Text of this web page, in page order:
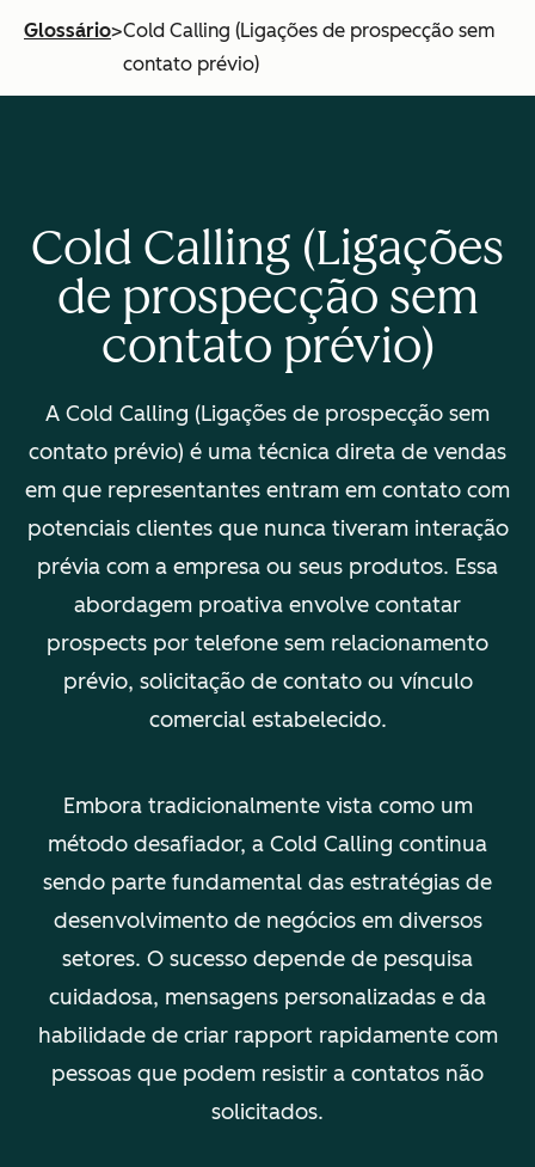
Glossário>Cold Calling (Ligações de prospecção sem
contato prévio)
Cold Calling (Ligações
de prospecção sem
contato prévio)
A Cold Calling (Ligações de prospecção sem
contato prévio) é uma técnica direta de vendas
em que representantes entram em contato com
potenciais clientes que nunca tiveram interação
prévia com a empresa ou seus produtos. Essa
abordagem proativa envolve contatar
prospects por telefone sem relacionamento
prévio, solicitação de contato ou vínculo
comercial estabelecido.
Embora tradicionalmente vista como um
método desafiador, a Cold Calling continua
sendo parte fundamental das estratégias de
desenvolvimento de negócios em diversos
setores. O sucesso depende de pesquisa
cuidadosa, mensagens personalizadas e da
habilidade de criar rapport rapidamente com
pessoas que podem resistir a contatos não
solicitados.